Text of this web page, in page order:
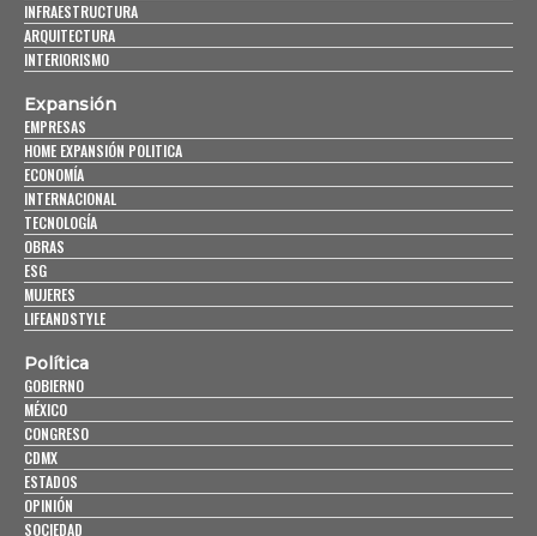
INFRAESTRUCTURA
ARQUITECTURA
INTERIORISMO
Expansión
EMPRESAS
HOME EXPANSIÓN POLITICA
ECONOMÍA
INTERNACIONAL
TECNOLOGÍA
OBRAS
ESG
MUJERES
LIFEANDSTYLE
Política
GOBIERNO
MÉXICO
CONGRESO
CDMX
ESTADOS
OPINIÓN
SOCIEDAD